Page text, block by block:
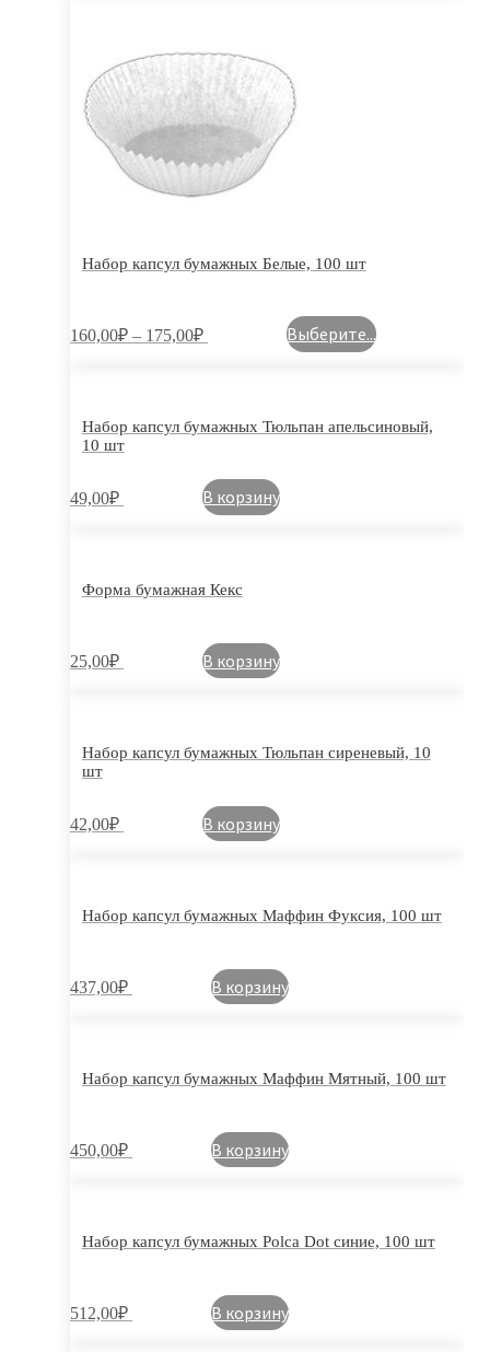
Набор капсул бумажных Белые, 100 шт
160,00₽ – 175,00₽ Выберите...
Набор капсул бумажных Тюльпан апельсиновый,
10 шт
49,00₽ В корзину
Форма бумажная Кекс
25,00₽ В корзину
Набор капсул бумажных Тюльпан сиреневый, 10
шт
42,00₽ В корзину
Набор капсул бумажных Маффин Фуксия, 100 шт
437,00₽ В корзину
Набор капсул бумажных Маффин Мятный, 100 шт
450,00₽ В корзину
Набор капсул бумажных Polca Dot синие, 100 шт
512,00₽ В корзину